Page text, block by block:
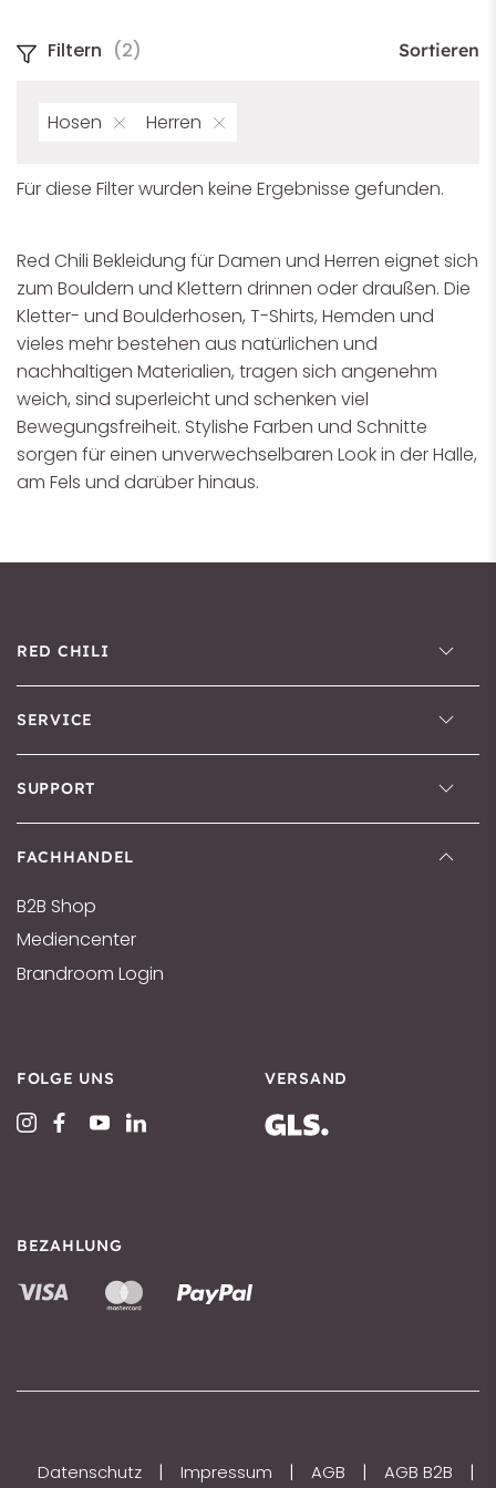
Filtern (2) Sortieren
Eigenschaften
Hosen Herren
Für diese Filter wurden keine Ergebnisse gefunden.
Red Chili Bekleidung für Damen und Herren eignet sich
zum Bouldern und Klettern drinnen oder draußen. Die
Kletter- und Boulderhosen, T-Shirts, Hemden und
vieles mehr bestehen aus natürlichen und
nachhaltigen Materialien, tragen sich angenehm
weich, sind superleicht und schenken viel
Bewegungsfreiheit. Stylishe Farben und Schnitte
sorgen für einen unverwechselbaren Look in der Halle,
am Fels und darüber hinaus.
RED CHILI
SERVICE
SUPPORT
FACHHANDEL
B2B Shop
Mediencenter
Brandroom Login
FOLGE UNS VERSAND
BEZAHLUNG
Datenschutz | Impressum | AGB | AGB B2B
|